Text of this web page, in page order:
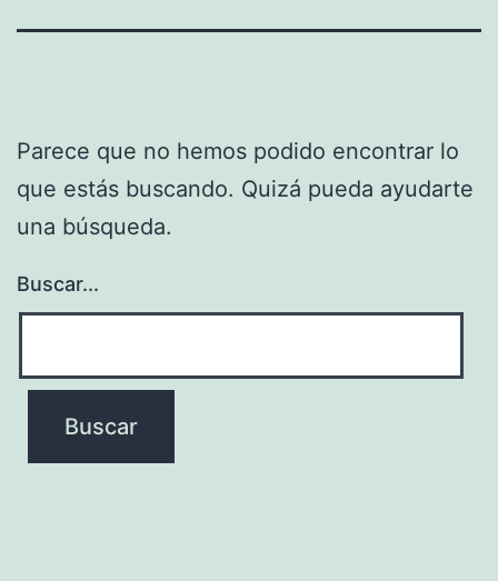
Parece que no hemos podido encontrar lo
que estás buscando. Quizá pueda ayudarte
una búsqueda.
Buscar...